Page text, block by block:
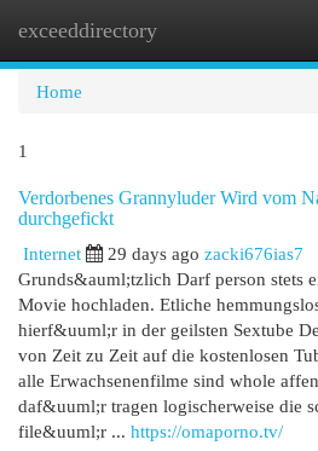
exceeddirectory
Home
1
Verdorbenes Grannyluder Wird vom
durchgefickt
Internet
29 days ago zacki676ias7
Grunds&auml;tzlich Darf person stets
Movie hochladen. Etliche
hierf&uuml;r in der geilsten Sextube
von Zeit zu Zeit auf die kostenlosen
alle Erwachsenenfilme sind whole
daf&uuml;r tragen logischerweise die
file&uuml;r ... https://omaporno.tv/